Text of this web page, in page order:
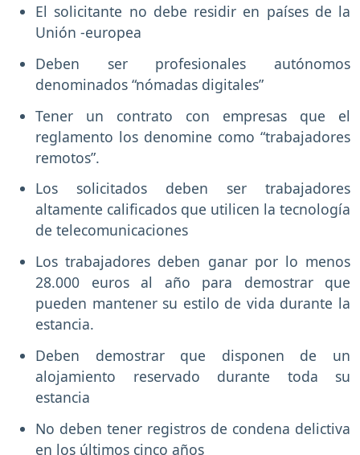
El solicitante no debe residir en países de la
Unión -europea
Deben ser profesionales autónomos
denominados “nómadas digitales”
Tener un contrato con empresas que el
reglamento los denomine como “trabajadores
remotos”.
Los solicitados deben ser trabajadores
altamente calificados que utilicen la tecnología
de telecomunicaciones
Los trabajadores deben ganar por lo menos
28.000 euros al año para demostrar que
pueden mantener su estilo de vida durante la
estancia.
Deben demostrar que disponen de un
alojamiento reservado durante toda su
estancia
No deben tener registros de condena delictiva
en los últimos cinco años